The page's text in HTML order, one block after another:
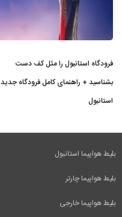
فرودگاه استانبول را مثل کف دست
بشناسید + راهنمای کامل فرودگاه جدید
استانبول
بلیط هواپیما استانبول
بلیط هواپیما چارتر
بلیط هواپیما خارجی